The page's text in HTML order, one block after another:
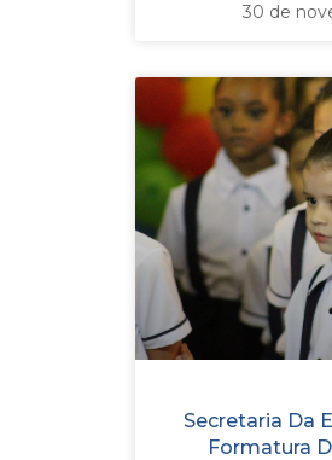
30 de
Secretaria Da
Formatura